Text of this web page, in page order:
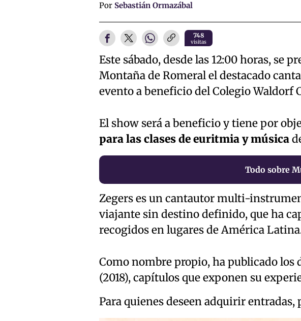
Por Sebastián Ormazábal
748
visitas
Este sábado, desde las 12:00 horas, se
Montaña de Romeral el destacado
evento a beneficio del Colegio Waldorf
El show será a beneficio y tiene por
para las clases de euritmia y música
Todo sobre
Zegers es un cantautor multi-
viajante sin destino definido, que ha
recogidos en lugares de América
Como nombre propio, ha publicado los
(2018), capítulos que exponen su
Para quienes deseen adquirir